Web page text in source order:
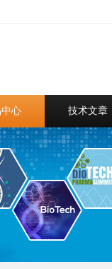
心 技术文章